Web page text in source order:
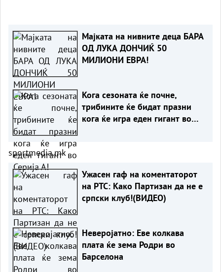
Мајката на нивните деца БАРА
ОД ЛУКА ДОНЧИЌ 50
МИЛИОНИ ЕВРА!
Кога сезоната ќе почне,
трибините ќе бидат празни
кога ќе игра еден гигант во
sportmedia.mk
Ужасен гаф на коментаторот
на РТС: Како Партизан да не е
српски клуб!(ВИДЕО)
Неверојатно: Еве колкава
плата ќе зема Родри во
Барселона